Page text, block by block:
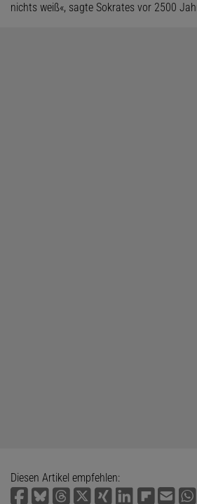
nichts weiß«, sagte Sokrates vor 2500
Diesen Artikel empfehlen: